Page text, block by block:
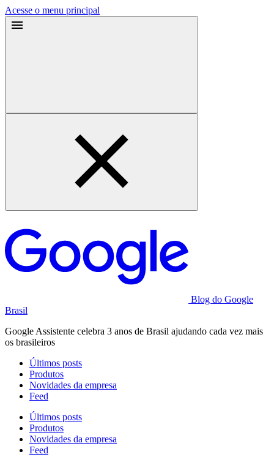
Acesse o menu principal
Blog do Google
Brasil
Google Assistente celebra 3 anos de Brasil ajudando cada vez mais
os brasileiros
Últimos posts
Produtos
Novidades da empresa
Feed
Últimos posts
Produtos
Novidades da empresa
Feed